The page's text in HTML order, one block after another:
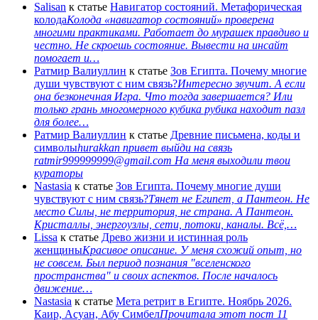
Salisan к статье Навигатор состояний. Метафорическая
колодаКолода «навигатор состояний» проверена
многими практиками. Работает до мурашек правдиво и
честно. Не скроешь состояние. Вывести на инсайт
помогает и…
Ратмир Валиуллин к статье Зов Египта. Почему многие
души чувствуют с ним связь?Интересно звучит. А если
она безконечная Игра. Что тогда завершается? Или
только грань многомерного кубика рубика находит пазл
для более…
Ратмир Валиуллин к статье Древние письмена, коды и
символыhurakkan привет выйди на связь
ratmir999999999@gmail.com На меня выходили твои
кураторы
Nastasia к статье Зов Египта. Почему многие души
чувствуют с ним связь?Тянет не Египет, а Пантеон. Не
место Силы, не территория, не страна. А Пантеон.
Кристаллы, энергоузлы, сети, потоки, каналы. Всё,…
Lissa к статье Древо жизни и истинная роль
женщиныКрасивое описание. У меня схожий опыт, но
не совсем. Был период познания "вселенского
пространства" и своих аспектов. После началось
движение…
Nastasia к статье Мета ретрит в Египте. Ноябрь 2026.
Каир, Асуан, Абу СимбелПрочитала этот пост 11